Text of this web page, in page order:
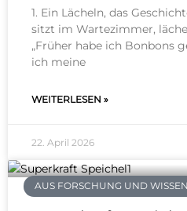
1. Ein Lächeln, das
sitzt im Wartezimmer,
„Früher habe ich Bonbons
ich meine
WEITERLESEN »
22. April 2026
AUS FORSCHUNG UND